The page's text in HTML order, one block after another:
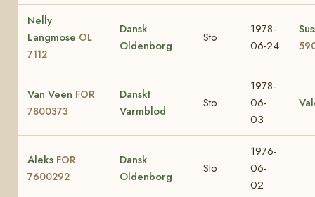
Nelly
Langmose OL
7112
Dansk
Oldenborg
Sto
1978-
06-24
Van Veen FOR
7800373
Danskt
Varmblod
Sto
1978-
06-
03
Aleks FOR
7600292
Dansk
Oldenborg
Sto
1976-
06-
02